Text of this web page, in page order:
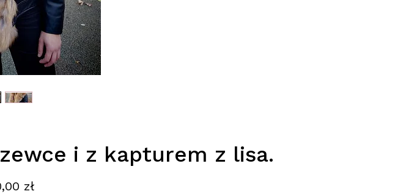
i z kapturem z lisa.
złCena